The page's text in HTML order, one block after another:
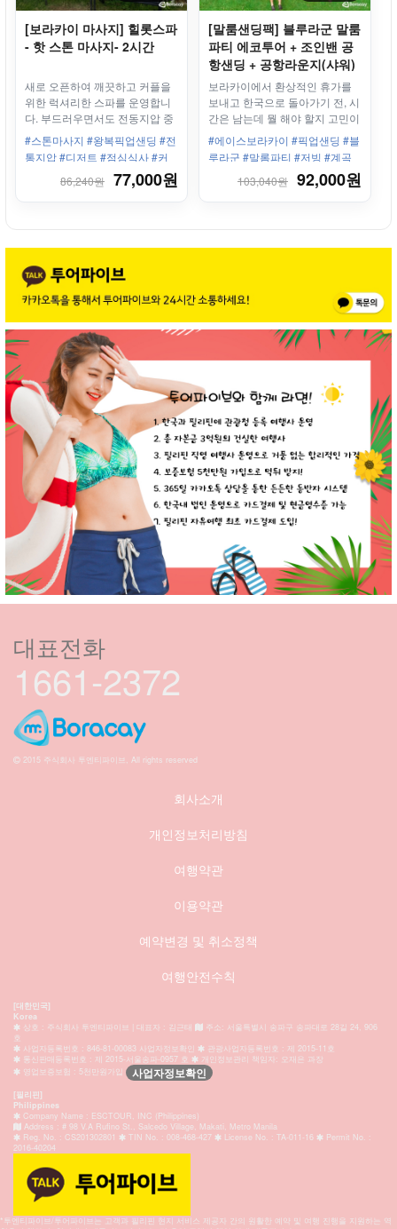
[보라카이 마사지] 힐롯스파
- 핫 스톤 마사지- 2시간
새로 오픈하여 깨끗하고 커플을
위한 럭셔리한 스파를 운영합니
다. 부드러우면서도 전동지압 중
하나인 클린기법이 접목되어 근
육을 풀어주는 시원한 마사지
#스톤마사지 #왕복픽업샌딩 #전
통지압 #디저트 #점심식사 #커
플 #가족 #럭셔리 #로멘틱
86,240원 77,000원
[말룸샌딩팩] 블루라군 말룸
파티 에코투어 + 조인밴 공
항샌딩 + 공항라운지(샤워)
/ 전신 마사지 선택옵션
보라카이에서 환상적인 휴가를
보내고 한국으로 돌아가기 전, 시
간은 남는데 뭘 해야 할지 고민이
라면? 일명 보라카이의 블루 라
군으로 불리는 말룸파티로 떠나
자
#에이스보라카이 #픽업샌딩 #블
루라군 #말롬파티 #저빙 #계곡
튜브 #에이스에어포트공항라운
지 #샤워포함
103,040원 92,000원
대표전화
1661-2372
2015 주식회사 투엔티파이브, All rights reserved
회사소개
개인정보처리방침
여행약관
이용약관
예약변경 및 취소정책
여행안전수칙
[대한민국]
Korea
상호 : 주식회사 투엔티파이브 | 대표자 : 김근태
주소: 서울특별시 송파구 송파대로 28길 24, 906
호
사업자등록번호 : 846-81-00083 사업자정보확인
관광사업자등록번호 : 제 2015-11호
통신판매등록번호 : 제 2015-서울송파-0957 호
개인정보관리 책임자: 오재은 과장
영업보증보험 : 5천만원가입
사업자정보확인
[필리핀]
Philippines
Company Name : ESCTOUR, INC (Philippines)
Address : # 98 V.A Rufino St., Salcedo Village, Makati, Metro Manila
Reg. No. : CS201302801
TIN No. : 008-468-427 License No. : TA-011-16
Permit No. :
2016-40204
*투엔티파이브/투어파이브는 고객과 필리핀 현지 서비스 제공자 간의 원활한 예약 및 여행 진행을 지원하는 역